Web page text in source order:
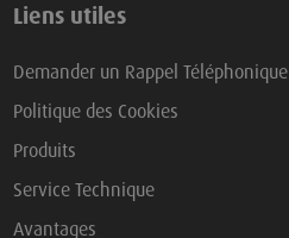
Liens utiles
Demander un Rappel Téléphonique
Politique des Cookies
Produits
Service Technique
Avantages